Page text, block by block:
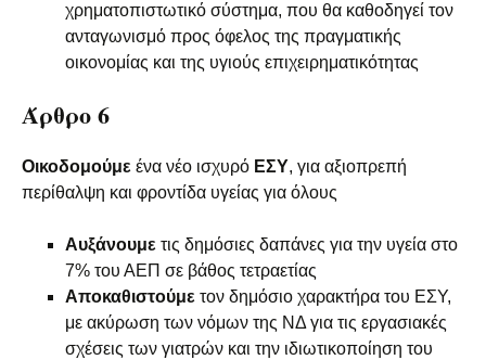
χρηματοπιστωτικό σύστημα, που θα καθοδηγεί τον
ανταγωνισμό προς όφελος της πραγματικής
οικονομίας και της υγιούς επιχειρηματικότητας
Άρθρο 6
Οικοδομούμε ένα νέο ισχυρό ΕΣΥ, για αξιοπρεπή
περίθαλψη και φροντίδα υγείας για όλους
Αυξάνουμε τις δημόσιες δαπάνες για την υγεία στο
7% του ΑΕΠ σε βάθος τετραετίας
Αποκαθιστούμε τον δημόσιο χαρακτήρα του ΕΣΥ,
με ακύρωση των νόμων της ΝΔ για τις εργασιακές
σχέσεις των γιατρών και την ιδιωτικοποίηση του